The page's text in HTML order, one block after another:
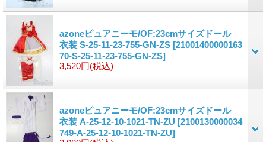
azoneピュアニーモ/OF:23cmサイズドール
衣装 S-25-11-23-755-GN-ZS [21001400000163
70-S-25-11-23-755-GN-ZS]
3,520円(税込)
azoneピュアニーモ/OF:23cmサイズドール
衣装 A-25-12-10-1021-TN-ZU [2100130000034
749-A-25-12-10-1021-TN-ZU]